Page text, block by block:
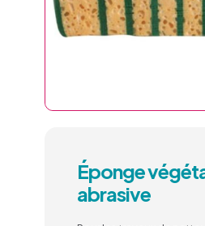
Éponge
abrasive